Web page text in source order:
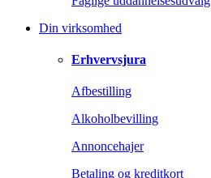
Din virksomhed
Erhvervsjura
Afbestilling
Alkoholbevilling
Annoncehajer
Betaling og kreditkort